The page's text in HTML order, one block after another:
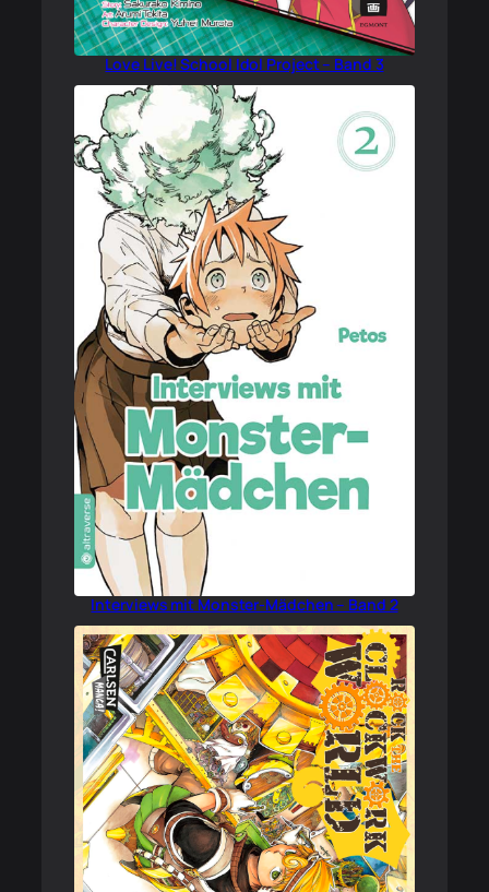
Love Live! School Idol Project – Band 3
Interviews mit Monster-Mädchen – Band 2